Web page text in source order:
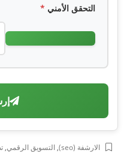
التحقق الأمني *
الارشفة (seo) , التسويق الرقمي,